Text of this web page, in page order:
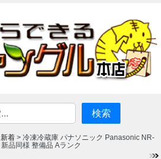
新着 > 冷凍冷蔵庫 パナソニック Panasonic NR-
品同様 整備品 Aランク